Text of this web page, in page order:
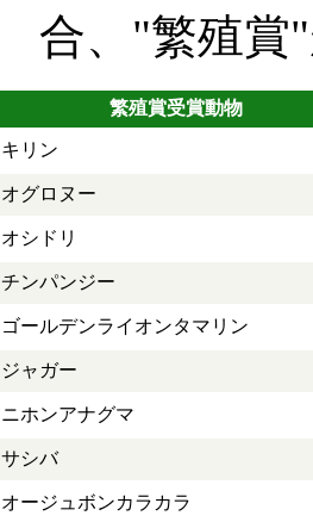
合、"繁殖賞
繁殖賞受賞動物
キリン
オグロヌー
オシドリ
チンパンジー
ゴールデンライオンタマリン
ジャガー
ニホンアナグマ
サシバ
オージュボンカラカラ